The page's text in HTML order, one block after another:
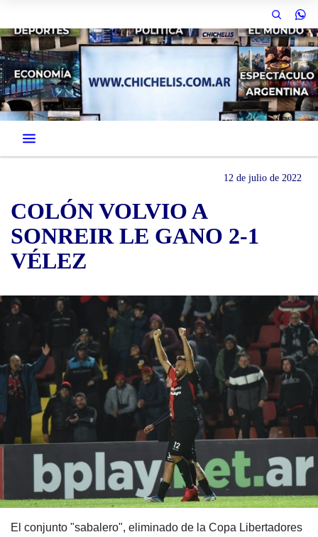
12 de julio de 2022
COLÓN VOLVIO A
SONREIR LE GANO 2-1
VÉLEZ
El conjunto "sabalero", eliminado de la Copa Libertadores